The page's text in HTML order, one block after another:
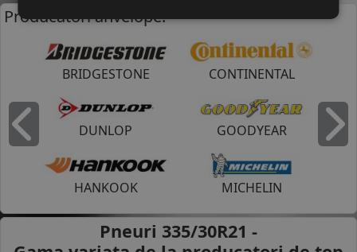
Producatori anvelope:
BRIDGESTONE CONTINENTAL
DUNLOP GOODYEAR
HANKOOK MICHELIN
Inapoi
Pneuri 335/30R21 -